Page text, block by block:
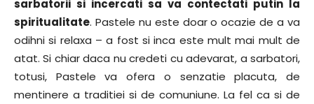
sarbatorii si incercati sa va contectati putin la
spiritualitate. Pastele nu este doar o ocazie de a va
odihni si relaxa – a fost si inca este mult mai mult de
atat. Si chiar daca nu credeti cu adevarat, a sarbatori,
totusi, Pastele va ofera o senzatie placuta, de
mentinere a traditiei si de comuniune. La fel ca si de